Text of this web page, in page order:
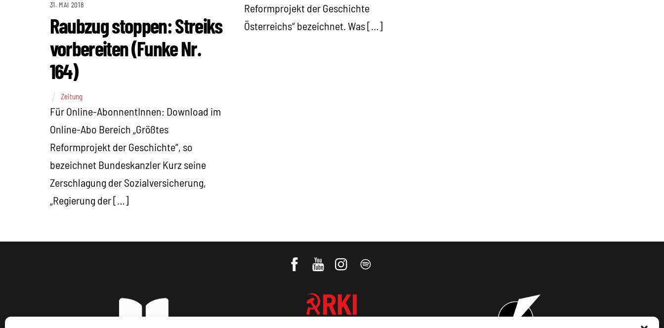
31. MAI 2018
Raubzug stoppen: Streiks
vorbereiten (Funke Nr.
164)
Zeitung
Für Online-AbonnentInnen: Download im
Online-Abo Bereich „Größtes
Reformprojekt der Geschichte“, so
bezeichnet Bundeskanzler Kurz seine
Zerschlagung der Sozialversicherung,
„Regierung der […]
Reformprojekt der Geschichte
Österreichs“ bezeichnet. Was […]